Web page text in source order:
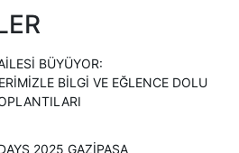
BÜYÜYOR:
BILGI VE EĞLENCE DOLU
2025 GAZIPAŞA